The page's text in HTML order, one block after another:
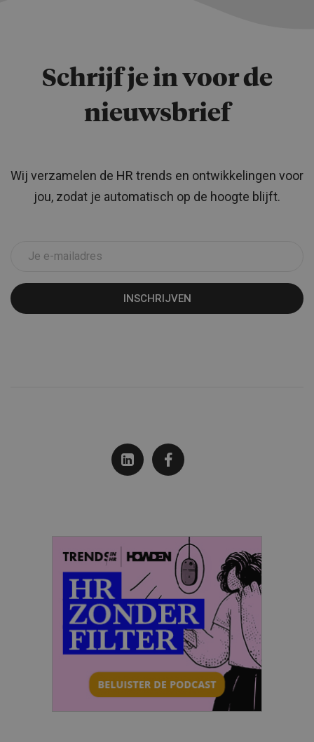
Schrijf je in voor de
nieuwsbrief
Wij verzamelen de HR trends en ontwikkelingen voor
jou, zodat je automatisch op de hoogte blijft.